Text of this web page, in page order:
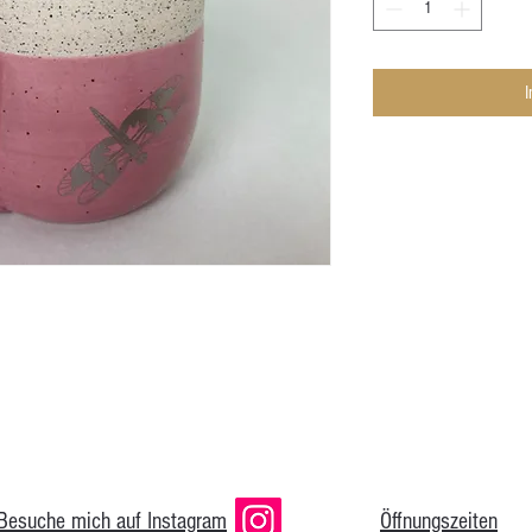
mich auf Instagram Öffnungszeiten